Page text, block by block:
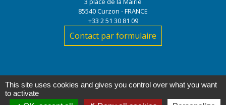
85540 Curzon - FRANCE
+33 2 51 30 81 09
Contact par formulaire
This site uses cookies and gives you control over what you want
to activate